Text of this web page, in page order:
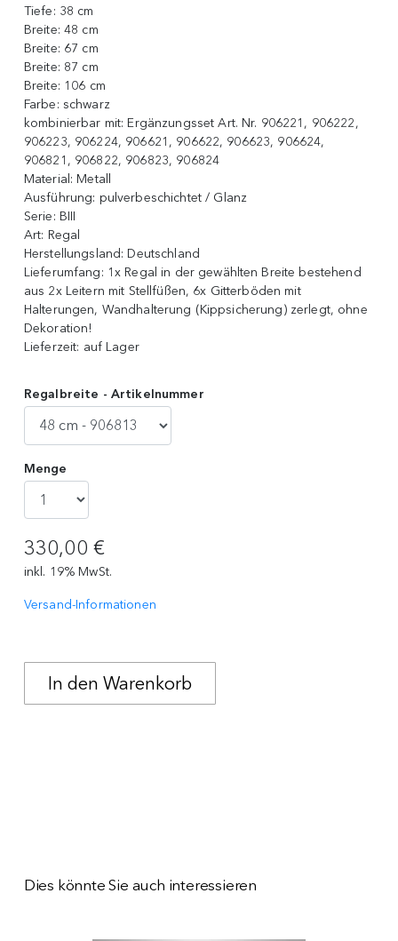
Tiefe: 38 cm
Breite: 48 cm
Breite: 67 cm
Breite: 87 cm
Breite: 106 cm
Farbe: schwarz
kombinierbar mit: Ergänzungsset Art. Nr. 906221, 906222,
906223, 906224, 906621, 906622, 906623, 906624,
906821, 906822, 906823, 906824
Material: Metall
Ausführung: pulverbeschichtet / Glanz
Serie: BIII
Art: Regal
Herstellungsland: Deutschland
Lieferumfang: 1x Regal in der gewählten Breite bestehend
aus 2x Leitern mit Stellfüßen, 6x Gitterböden mit
Halterungen, Wandhalterung (Kippsicherung) zerlegt, ohne
Dekoration!
Lieferzeit: auf Lager
Regalbreite - Artikelnummer
Menge
330,00 €
inkl. 19% MwSt.
Versand-Informationen
Dies könnte Sie auch interessieren